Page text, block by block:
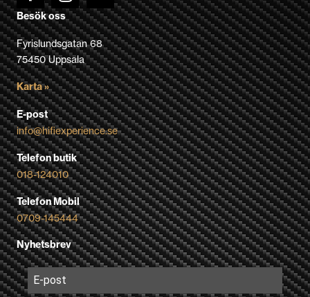
Besök oss
Fyrislundsgatan 68
75450 Uppsala
Karta »
E-post
info@hifiexperience.se
Telefon butik
018-124010
Telefon Mobil
0709-145444
Nyhetsbrev